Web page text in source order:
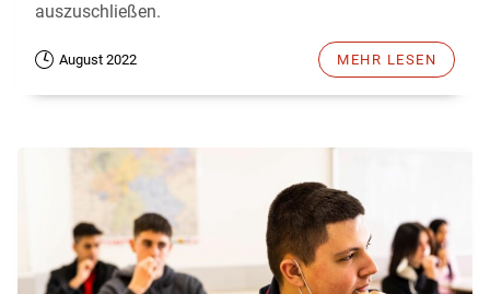
auszuschließen.
August 2022 MEHR LESEN